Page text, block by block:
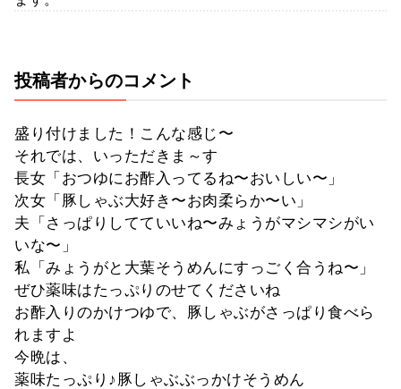
投稿者からのコメント
盛り付けました！こんな感じ〜
それでは、いっただきま～す
長女「おつゆにお酢入ってるね〜おいしい〜」
次女「豚しゃぶ大好き〜お肉柔らか〜い」
夫「さっぱりしてていいね〜みょうがマシマシがい
いな〜」
私「みょうがと大葉そうめんにすっごく合うね〜」
ぜひ薬味はたっぷりのせてくださいね
お酢入りのかけつゆで、豚しゃぶがさっぱり食べら
れますよ
今晩は、
薬味たっぷり♪豚しゃぶぶっかけそうめん